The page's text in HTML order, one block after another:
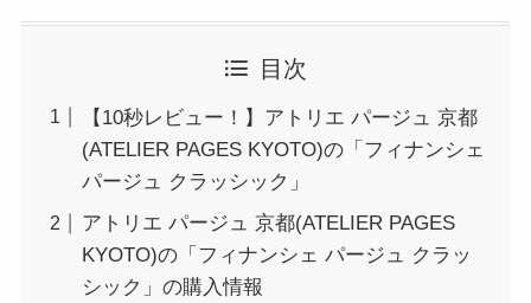
目次
【10秒レビュー！】アトリエ パージュ 京都
(ATELIER PAGES KYOTO)の「フィナンシェ
パージュ クラッシック」
アトリエ パージュ 京都(ATELIER PAGES
KYOTO)の「フィナンシェ パージュ クラッ
シック」の購入情報